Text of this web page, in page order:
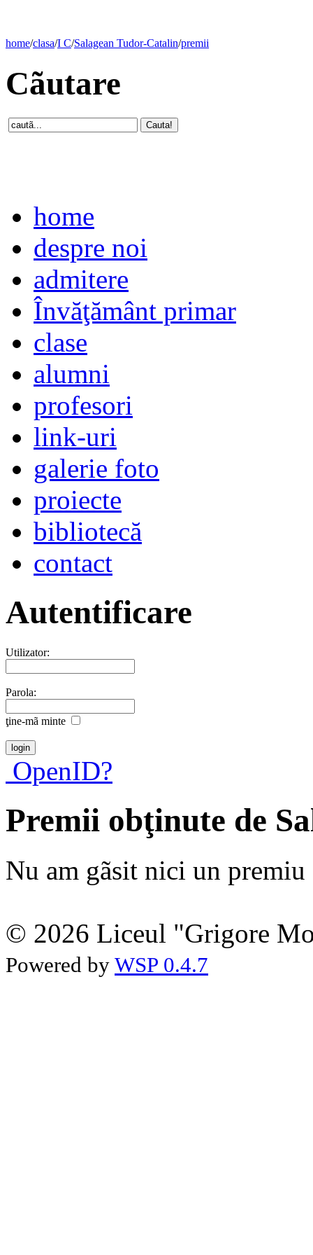
home/clasa/I C/Salagean Tudor-Catalin/premii
Cãutare
home
despre noi
admitere
Învăţământ primar
clase
alumni
profesori
link-uri
galerie foto
proiecte
bibliotecă
contact
Autentificare
Utilizator:
Parola:
ţine-mã minte
OpenID?
Premii obţinute de
Nu am gãsit nici un premiu
© 2026 Liceul "Grigore
Powered by WSP 0.4.7